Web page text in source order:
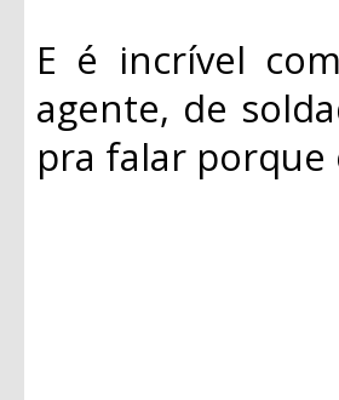
E é incrível
agente, de
pra falar